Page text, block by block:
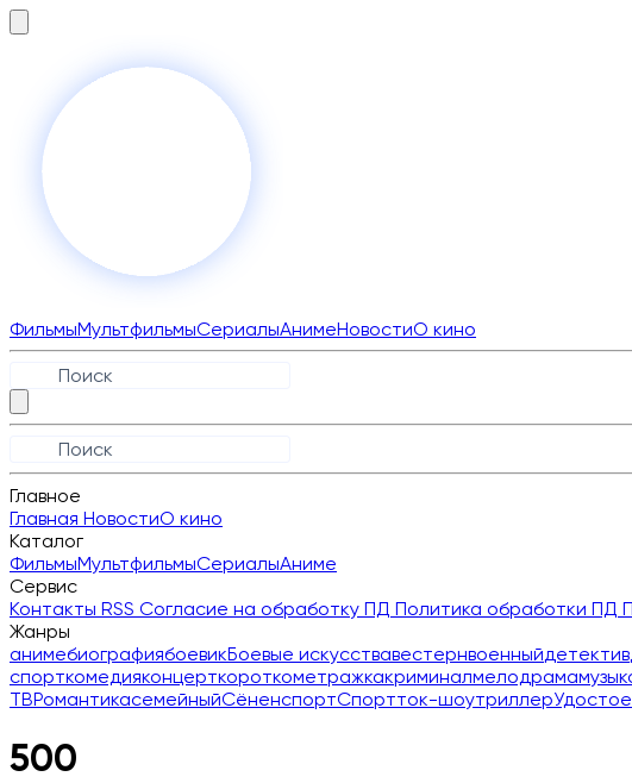
ФильмыМультфильмыСериалыАнимеНовостиО кино
Главное
Главная НовостиО кино
Каталог
ФильмыМультфильмыСериалыАниме
Сервис
Контакты RSS Согласие на обработку ПД Политика обработки ПД
Жанры
анимебиографиябоевикБоевые искусствавестернвоенныйдетектив
спорткомедияконцерткороткометражкакриминалмелодрама
ТВРомантикасемейныйСёненспортСпортток-шоутриллер
500